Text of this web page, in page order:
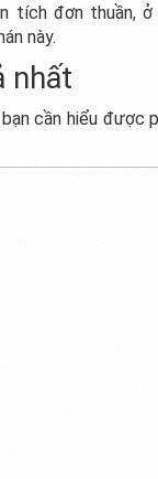
tích đơn thuần,
này.
nhất
cần hiểu được